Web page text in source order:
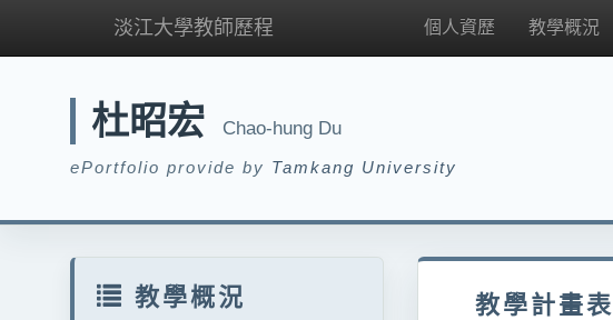
淡江大學教師歷程 個人資歷 教學概況
杜昭宏 Chao-hung Du
ePortfolio provide by Tamkang University
教學概況 教學計畫表